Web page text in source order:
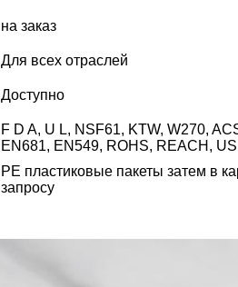
на заказ
Для всех отраслей
Доступно
F D A, U L, NSF61, KTW, W270,
EN681, EN549, ROHS, REACH,
PE пластиковые пакеты затем в
запросу